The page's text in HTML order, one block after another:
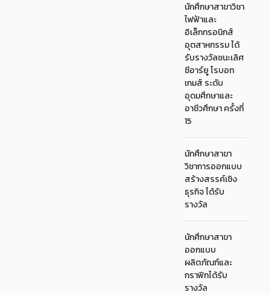
นักศึกษาสาขาวิชา
ไฟฟ้าและ
อิเล็กทรอนิกส์
อุตสาหกรรม ได้
รับรางวัลชนะเลิศ
ซีอาร์ยู โรบอท
เกมส์ ระดับ
อุดมศึกษาและ
อาชีวศึกษา ครั้งที่
15
นักศึกษาสาขา
วิชาการออกแบบ
สร้างสรรค์เชิง
ธุรกิจ ได้รับ
รางวัล
นักศึกษาสาขา
ออกแบบ
ผลิตภัณฑ์และ
กราฟิกได้รับ
รางวัล